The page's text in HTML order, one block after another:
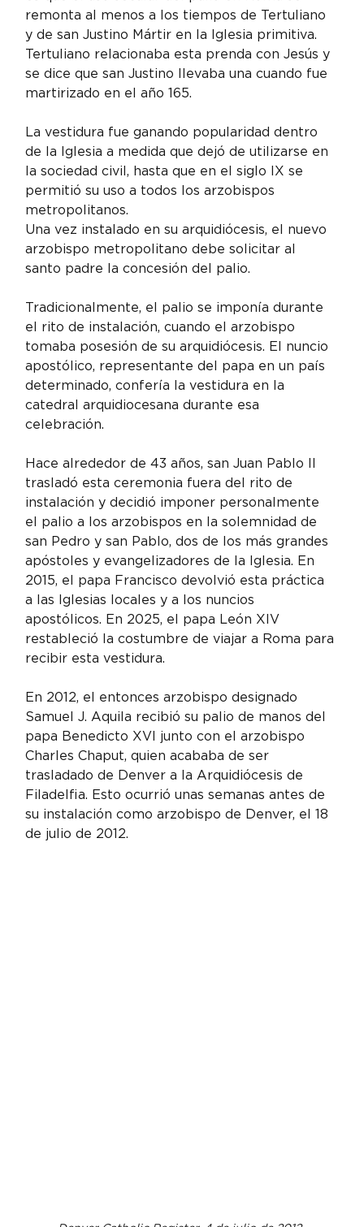
remonta al menos a los tiempos de Tertuliano
y de san Justino Mártir en la Iglesia primitiva.
Tertuliano relacionaba esta prenda con Jesús y
se dice que san Justino llevaba una cuando fue
martirizado en el año 165.
La vestidura fue ganando popularidad dentro
de la Iglesia a medida que dejó de utilizarse en
la sociedad civil, hasta que en el siglo IX se
permitió su uso a todos los arzobispos
metropolitanos.
Una vez instalado en su arquidiócesis, el nuevo
arzobispo metropolitano debe solicitar al
santo padre la concesión del palio.
Tradicionalmente, el palio se imponía durante
el rito de instalación, cuando el arzobispo
tomaba posesión de su arquidiócesis. El nuncio
apostólico, representante del papa en un país
determinado, confería la vestidura en la
catedral arquidiocesana durante esa
celebración.
Hace alrededor de 43 años, san Juan Pablo II
trasladó esta ceremonia fuera del rito de
instalación y decidió imponer personalmente
el palio a los arzobispos en la solemnidad de
san Pedro y san Pablo, dos de los más grandes
apóstoles y evangelizadores de la Iglesia. En
2015, el papa Francisco devolvió esta práctica
a las Iglesias locales y a los nuncios
apostólicos. En 2025, el papa León XIV
restableció la costumbre de viajar a Roma para
recibir esta vestidura.
En 2012, el entonces arzobispo designado
Samuel J. Aquila recibió su palio de manos del
papa Benedicto XVI junto con el arzobispo
Charles Chaput, quien acababa de ser
trasladado de Denver a la Arquidiócesis de
Filadelfia. Esto ocurrió unas semanas antes de
su instalación como arzobispo de Denver, el 18
de julio de 2012.